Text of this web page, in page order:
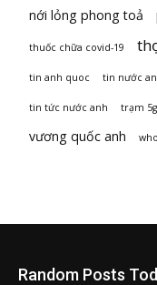
nới lỏng phong toả
thuốc chữa covid-19
tin anh quoc tin nước
tin tức nước anh trạm 5g
vương quốc anh who
Random Posts